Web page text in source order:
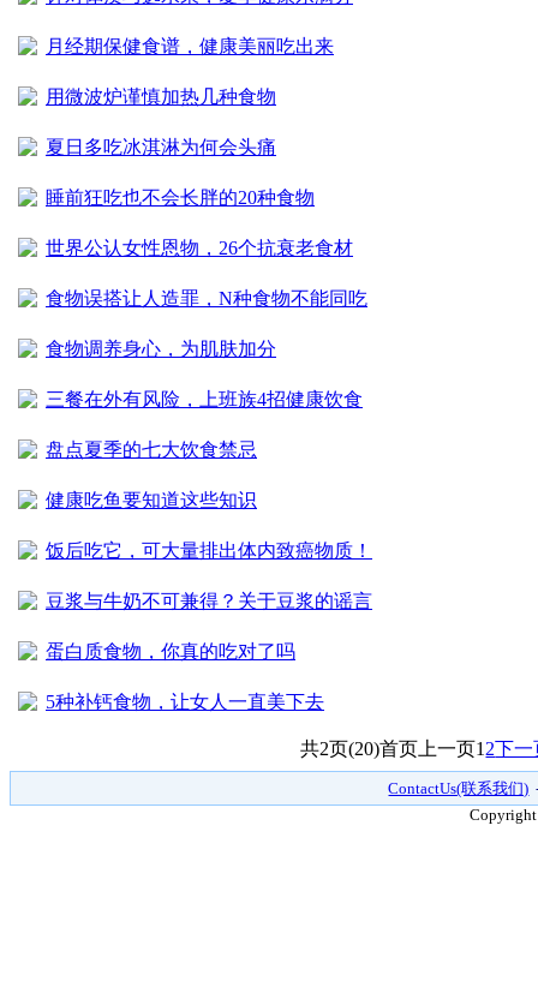
月经期保健食谱，健康美丽吃出来
用微波炉谨慎加热几种食物
夏日多吃冰淇淋为何会头痛
睡前狂吃也不会长胖的20种食物
世界公认女性恩物，26个抗衰老食材
食物误搭让人造罪，N种食物不能同吃
食物调养身心，为肌肤加分
三餐在外有风险，上班族4招健康饮食
盘点夏季的七大饮食禁忌
健康吃鱼要知道这些知识
饭后吃它，可大量排出体内致癌物质！
豆浆与牛奶不可兼得？关于豆浆的谣言
蛋白质食物，你真的吃对了吗
5种补钙食物，让女人一直美下去
共2页(20)首页 上一页1 2下一
ContactUs(联系我们)